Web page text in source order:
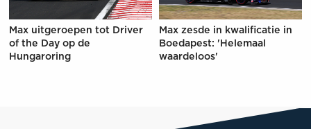
Max uitgeroepen tot Driver
of the Day op de
Hungaroring
Max zesde in kwalificatie in
Boedapest: 'Helemaal
waardeloos'